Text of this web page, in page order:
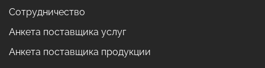
Сотрудничество
Анкета поставщика услуг
Анкета поставщика продукции